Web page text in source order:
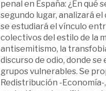
penal en España: ¿En qué
segundo lugar, analizará
se estudiará el vínculo
colectivos del estilo de la
antisemitismo, la
discurso de odio, donde
grupos vulnerables. Se
Redistribución -